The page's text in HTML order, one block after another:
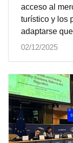
acceso al
turístico y los
adaptarse
02/12/2025